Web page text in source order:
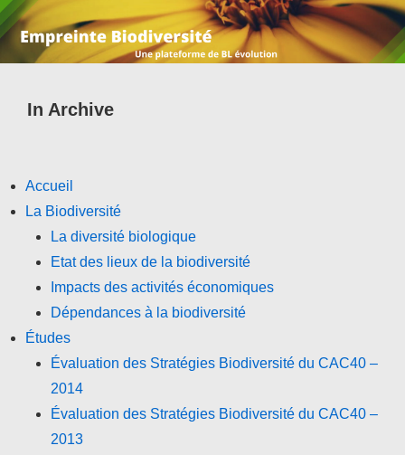
In Archive
Accueil
La Biodiversité
La diversité biologique
Etat des lieux de la biodiversité
Impacts des activités économiques
Dépendances à la biodiversité
Études
Évaluation des Stratégies Biodiversité du CAC40 –
2014
Évaluation des Stratégies Biodiversité du CAC40 –
2013